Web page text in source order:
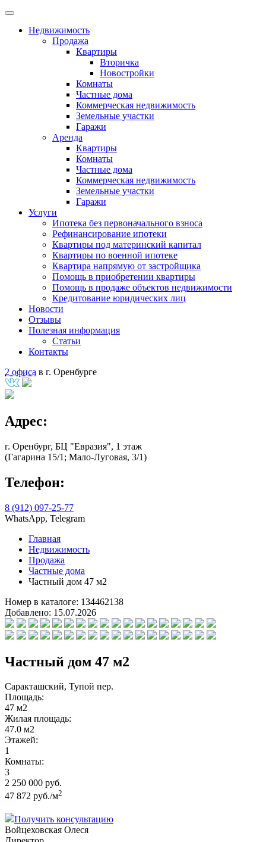
Недвижимость
Продажа
Квартиры
Вторичка
Новостройки
Комнаты
Частные дома
Коммерческая недвижимость
Земельные участки
Гаражи
Аренда
Квартиры
Комнаты
Частные дома
Коммерческая недвижимость
Земельные участки
Гаражи
Услуги
Ипотека без первоначального взноса
Рефинансирование ипотеки
Квартиры под материнский капитал
Квартиры по военной ипотеке
Квартира напрямую от застройщика
Помощь в приобретении квартиры
Помощь в продаже объектов недвижимости
Кредитование юридических лиц
Новости
Отзывы
Полезная информация
Статьи
Контакты
2 офиса в г. Оренбурге
Адрес:
г. Оренбург, БЦ "Евразия", 1 этаж
(Гагарина 15/1; Мало-Луговая, 3/1)
Телефон:
8 (912) 097-25-77
WhatsApp, Telegram
Главная
Недвижимость
Продажа
Частные дома
Частный дом 47 м2
Номер в каталоге: 134462138
Добавлено: 15.07.2026
Частный дом 47 м2
Саракташский, Тупой пер.
Площадь:
47 м2
Жилая площадь:
47.0 м2
Этажей:
1
Комнаты:
3
2 250 000 руб.
47 872 руб./м2
Получить консультацию
Войцеховская Олеся